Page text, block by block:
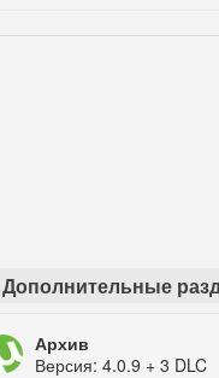
Дополнительные
Архив
Версия: 4.0.9 + 3 DLC